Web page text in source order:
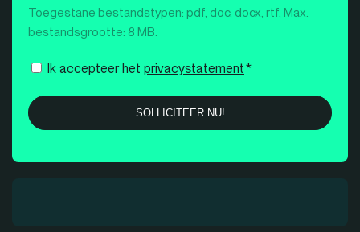
Toegestane bestandstypen: pdf, doc, docx, rtf, Max.
bestandsgrootte: 8 MB.
Instemming
Ik accepteer het privacystatement*